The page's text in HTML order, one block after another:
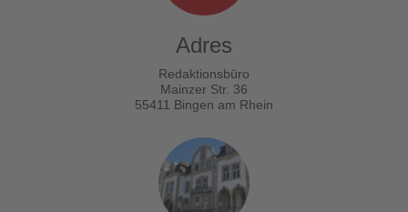
Adres
Redaktionsbüro
Mainzer Str. 36
55411 Bingen am Rhein